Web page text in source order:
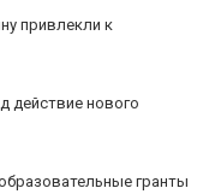
привлекли к
действие нового
гранты